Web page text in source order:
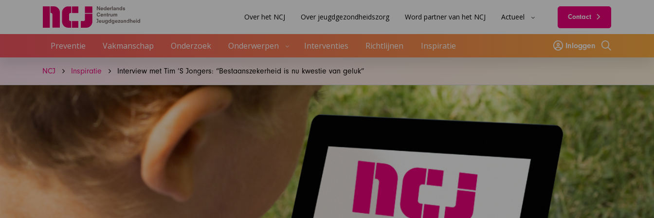
Over het NCJ Over jeugdgezondheidszorg Word partner van het NCJ Actueel Contact
Preventie Vakmanschap Onderzoek Onderwerpen Interventies Richtlijnen Inspiratie Inloggen
Zoeken
NCJ Inspiratie Interview met Tim ‘S Jongers: “Bestaanszekerheid is nu kwestie van geluk”